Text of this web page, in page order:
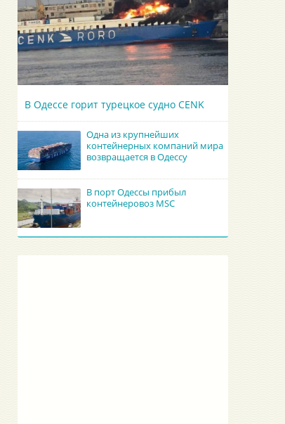
В Одессе горит турецкое судно CENK
Одна из крупнейших
контейнерных компаний мира
возвращается в Одессу
В порт Одессы прибыл
контейнеровоз MSC